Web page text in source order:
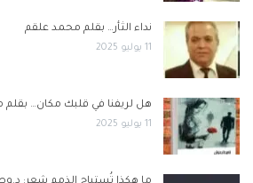
نداء الثأر… بقلم محمد علقم
11 يوليو 2025
هل لريفنا في قلبك مكان… بقلم
11 يوليو 2025